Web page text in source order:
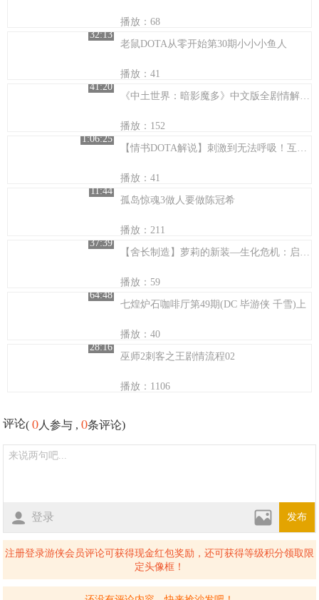
播放：68
32:13
老鼠DOTA从零开始第30期小小小鱼人
播放：41
41:20
《中土世界：暗影魔多》中文版全剧情解说06：boss都是渣
播放：152
1:06:25
【情书DOTA解说】刺激到无法呼吸！互拆基地拼输赢！
播放：41
11:44
孤岛惊魂3做人要做陈冠希
播放：211
37:39
【舍长制造】萝莉的新装—生化危机：启示录2 娱乐实况 10
播放：59
64:48
七煌炉石咖啡厅第49期(DC 毕游侠 千雪)上
播放：40
28:16
巫师2刺客之王剧情流程02
播放：1106
评论(0 人参与 ,0条评论)
登录 发布
注册登录游侠会员评论可获得现金红包奖励，还可获得等级积分领取限
定头像框！